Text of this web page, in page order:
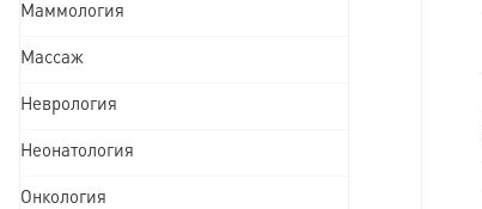
Маммология
Массаж
Неврология
Неонатология
Онкология